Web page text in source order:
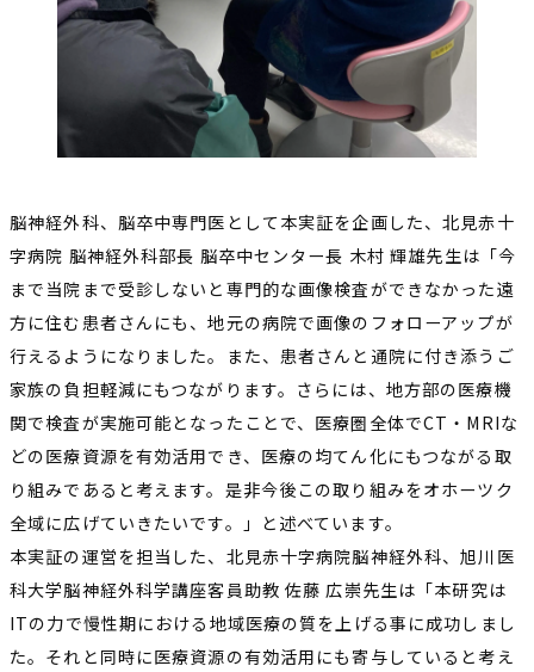
脳神経外科、脳卒中専門医として本実証を企画した、北見赤十
字病院 脳神経外科部長 脳卒中センター長 木村 輝雄先生は「今
まで当院まで受診しないと専門的な画像検査ができなかった遠
方に住む患者さんにも、地元の病院で画像のフォローアップが
行えるようになりました。また、患者さんと通院に付き添うご
家族の負担軽減にもつながります。さらには、地方部の医療機
関で検査が実施可能となったことで、医療圏全体でCT・MRIな
どの医療資源を有効活用でき、医療の均てん化にもつながる取
り組みであると考えます。是非今後この取り組みをオホーツク
全域に広げていきたいです。」と述べています。
本実証の運営を担当した、北見赤十字病院脳神経外科、旭川医
科大学脳神経外科学講座客員助教 佐藤 広崇先生は「本研究は
ITの力で慢性期における地域医療の質を上げる事に成功しまし
た。それと同時に医療資源の有効活用にも寄与していると考え